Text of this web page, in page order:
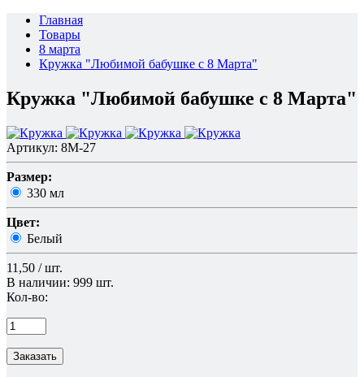
Главная
Товары
8 марта
Кружка "Любимой бабушке с 8 Марта"
Кружка "Любимой бабушке с 8 Марта"
Артикул: 8M-27
Размер:
330 мл
Цвет:
Белый
11,50 / шт.
В наличии: 999 шт.
Кол-во:
Заказать